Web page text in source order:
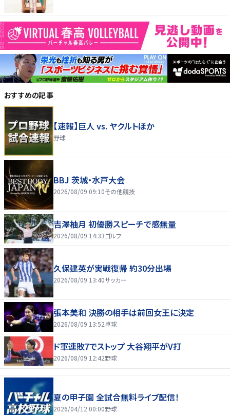
おすすめの記事
【速報】巨人 vs. ヤクルトほか
野球
BBJ 茨城・水戸大会
2026/08/09 09:10その他競技
吉澤柚月 初優勝スピーチで感無量
2026/08/09 14:33ゴルフ
久保建英が実戦復帰 約30分出場
2026/08/09 13:40サッカー
張本美和 決勝の相手は前回女王に決定
2026/08/09 13:52卓球
ド軍連敗7でストップ 大谷翔平がV打
2026/08/09 12:42野球
夏の甲子園 全試合無料ライブ配信！
2026/04/12 00:00野球